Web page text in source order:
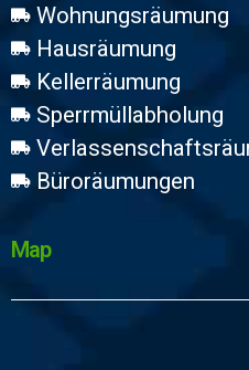
Wohnungsräumung
Hausräumung
Kellerräumung
Sperrmüllabholung
Büroräumungen
Map